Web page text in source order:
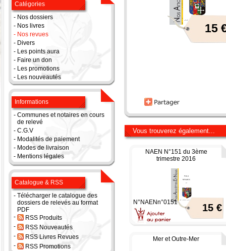
Catégories
- Nos dossiers
- Nos livres
- Nos revues
- Divers
- Les points aura
- Faire un don
- Les promotions
- Les nouveautés
Informations
- Communes et notaires en cours
de relevé
- C.G.V
- Modalités de paiement
- Modes de livraison
- Mentions légales
Catalogue & RSS
- Télécharger le catalogue des
dossiers de relevés au format
PDF
-
RSS Produits
-
RSS Nouveautés
-
RSS Livres Revues
-
RSS Promotions
15
Vous trouverez également...
NAEN N°151 du 3ème
trimestre 2016
15 €
N°NAENn°0151
Mer et Outre-Mer